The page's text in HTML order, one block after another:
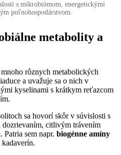
s mikrobiómom, energetickými
poľnohospodárstvom.
metabolity a
rôznych metabolických
a uvažuje sa o nich v
kyselinami s krátkym reťazcom
sa hovorí skôr v súvislosti s
citlivým trávením
sem napr. biogénne amíny